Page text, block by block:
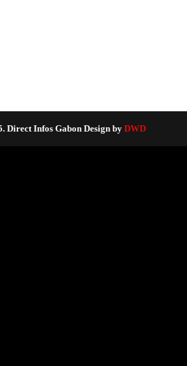
Direct Infos Gabon Design by DWD